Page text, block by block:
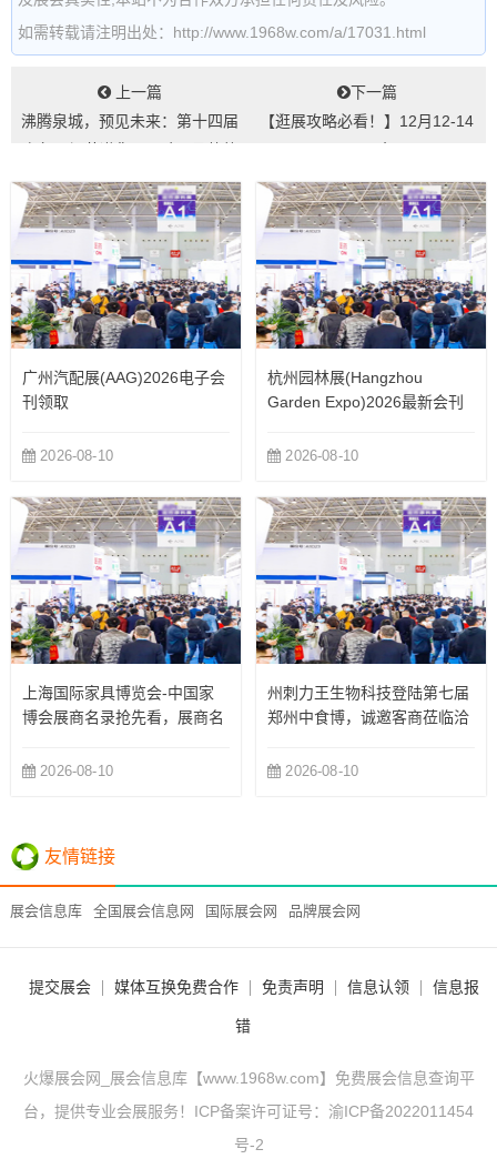
如需转载请注明出处：http://www.1968w.com/a/17031.html
上一篇
沸腾泉城，预见未来：第十四届
行业盛宴...
下一篇
【逛展攻略必看！】12月12-14
广州汽配展(AAG)2026电子会
刊领取
2026-08-10
杭州园林展(Hangzhou
Garden Expo)2026最新会刊
2026-08-10
上海国际家具博览会-中国家
博会展商名录抢先看，展商名
2026-08-10
州刺力王生物科技登陆第七届
郑州中食博，诚邀客商莅临洽
2026-08-10
友情链接
展会信息库 全国展会信息网 国际展会网 品牌展会网
提交展会 媒体互换免费合作 免责声明 信息认领 信息报
错
火爆展会网_展会信息库【www.1968w.com】免费展会信息查询平
台，提供专业会展服务！ICP备案许可证号： 渝ICP备2022011454
号-2